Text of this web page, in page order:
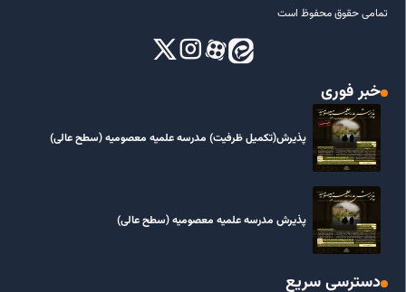
تمامی حقوق محفوظ است
خبر فوری
پذیرش(تکمیل ظرفیت) مدرسه علمیه معصومیه‌ (سطح عالی)
پذیرش مدرسه علمیه معصومیه‌ (سطح عالی)
دسترسی سریع